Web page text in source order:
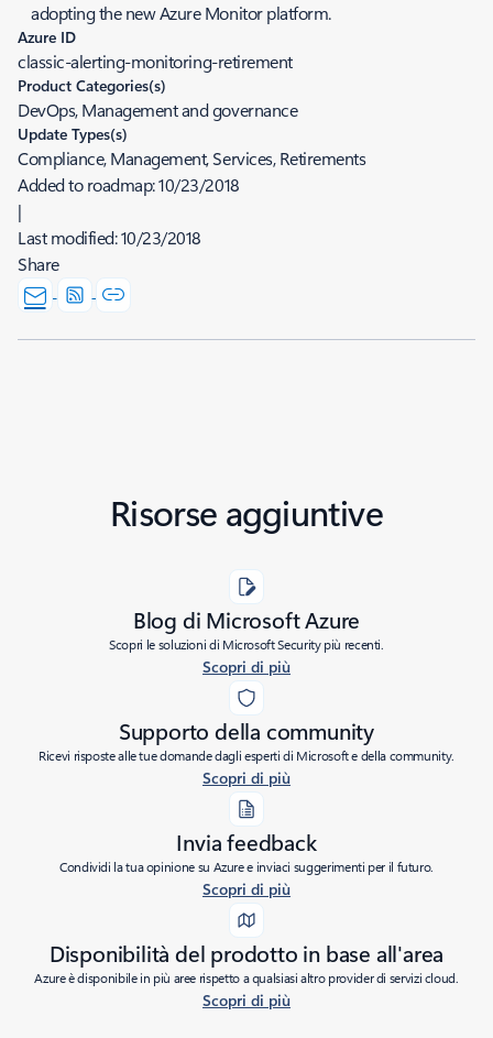
adopting the new Azure Monitor platform.
Azure ID
classic-alerting-monitoring-retirement
Product Categories(s)
DevOps, Management and governance
Update Types(s)
Compliance, Management, Services, Retirements
Added to roadmap:10/23/2018
|
Last modified:10/23/2018
Share
Risorse aggiuntive
Blog di Microsoft Azure
Scopri le soluzioni di Microsoft Security più recenti.
Scopri di più
Supporto della community
Ricevi risposte alle tue domande dagli esperti di Microsoft e della community.
Scopri di più
Invia feedback
Condividi la tua opinione su Azure e inviaci suggerimenti per il futuro.
Scopri di più
Disponibilità del prodotto in base all'area
Azure è disponibile in più aree rispetto a qualsiasi altro provider di servizi cloud.
Scopri di più